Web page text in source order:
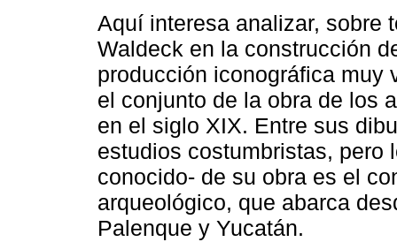
Aquí interesa analizar, sobre
Waldeck en la construcción
producción iconográfica muy
el conjunto de la obra de los
en el siglo XIX. Entre sus
estudios costumbristas, pero
conocido- de su obra es el
arqueológico, que abarca
Palenque y Yucatán.